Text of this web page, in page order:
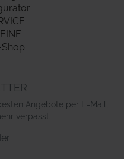
Angebote per E-Mail,
verpasst.